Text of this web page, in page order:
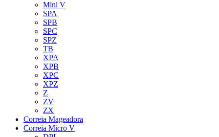
Mini V
SPA
SPB
SPC
SPZ
TB
XPA
XPB
XPC
XPZ
Z
ZV
ZX
Correia Mageadora
Correia Micro V